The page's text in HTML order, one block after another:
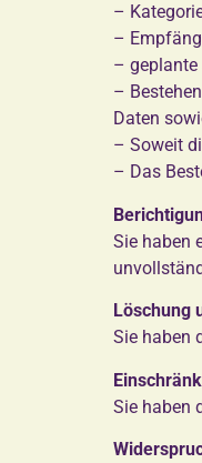
–
–
– geplante
–
Daten
– Soweit
– Das
Sie haben
Löschung
Sie haben
Sie haben